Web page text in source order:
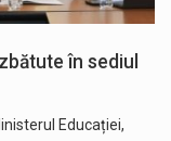
în sediul
Educației,